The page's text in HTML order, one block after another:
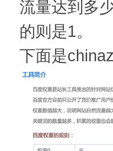
流量达到多
的则是1。
下面是